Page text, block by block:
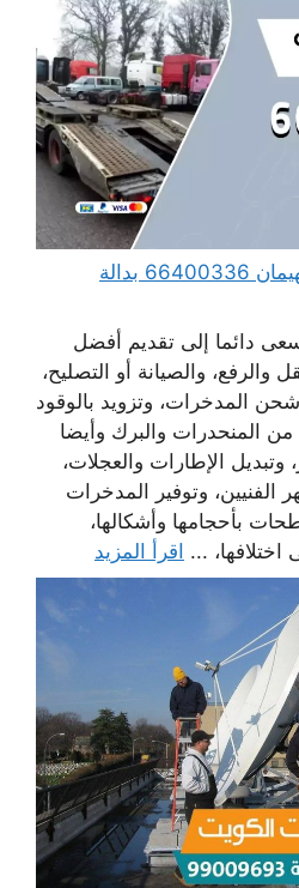
ونش كرين سطحة ام الهيمان 66400336 بدالة
دائما إلى تقديم أفضل
والرفع، والصيانة أو التصليح،
المدخرات، وتزويد بالوقود
المنحدرات والبرك وأيضا
وتبديل الإطارات والعجلات،
الفنيين، وتوفير المدخرات
بأحجامها وأشكالها،
... اقرأ المزيد